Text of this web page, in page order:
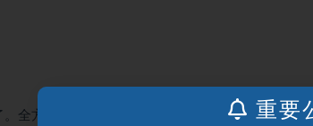
全方位带你用一部手机，剪辑出一个属于自己的
重要